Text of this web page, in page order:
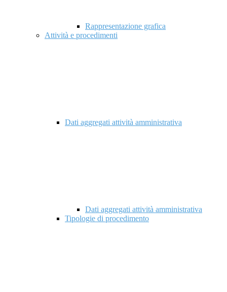
Rappresentazione grafica
Attività e procedimenti
Dati aggregati attività amministrativa
Dati aggregati attività amministrativa
Tipologie di procedimento